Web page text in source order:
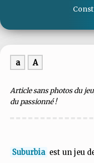
a A
Article sans photos du
du passionné !
Suburbia est un jeu